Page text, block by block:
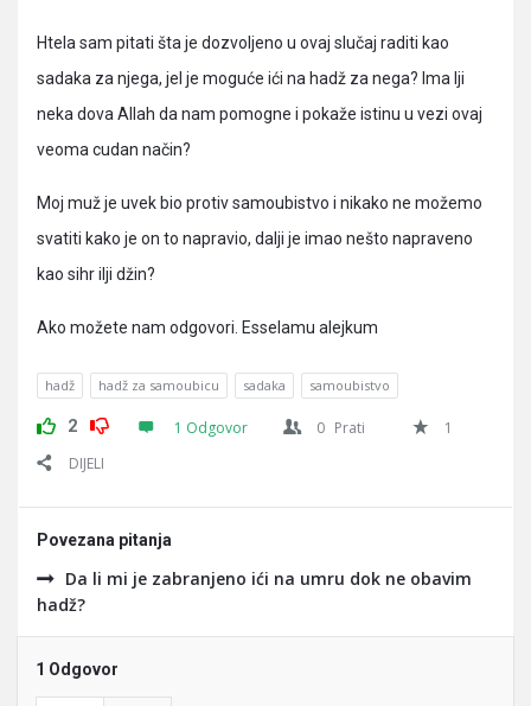
Htela sam pitati šta je dozvoljeno u ovaj slučaj raditi kao
sadaka za njega, jel je moguće ići na hadž za nega? Ima lji
neka dova Allah da nam pomogne i pokaže istinu u vezi ovaj
veoma cudan način?
Moj muž je uvek bio protiv samoubistvo i nikako ne možemo
svatiti kako je on to napravio, dalji je imao nešto napraveno
kao sihr ilji džin?
Ako možete nam odgovori. Esselamu alejkum
hadž hadž za samoubicu sadaka samoubistvo
2 1 Odgovor 0 Prati
1
DIJELI
Povezana pitanja
Da li mi je zabranjeno ići na umru dok ne obavim
hadž?
1 Odgovor